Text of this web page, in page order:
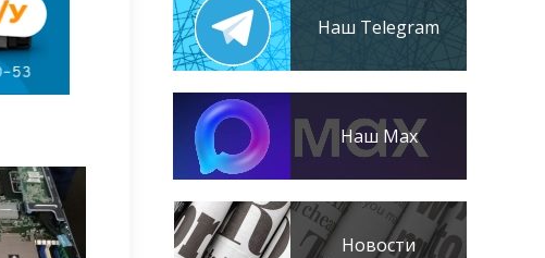
Наш Telegram
Наш Max
Новости